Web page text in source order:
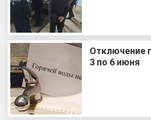
Отключение
3 по 6 июня